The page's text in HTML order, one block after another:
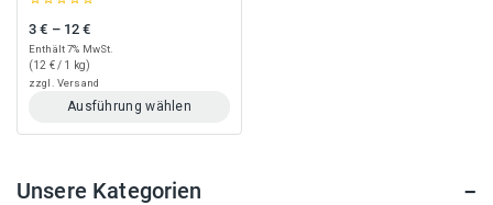
out
of
5
3€ – 12€Preisspanne: 3 € bis 12 €
Enthält 7% MwSt.
(12 €/ 1 kg)
zzgl. Versand
Ausführung wählen
Dieses
mehrere
Unsere Kategorien